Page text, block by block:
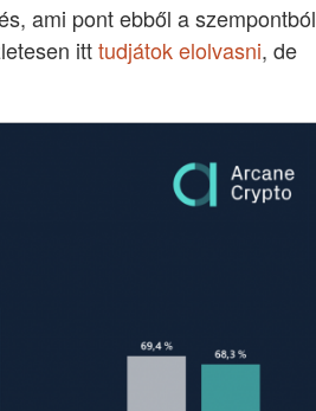
ami pont ebből a szempontból
itttudjátok elolvasni, de